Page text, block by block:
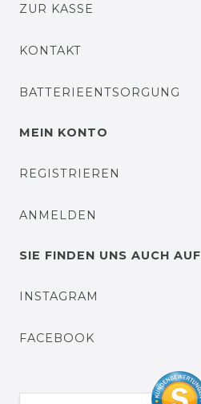
ZUR KASSE
KONTAKT
BATTERIEENTSORGUNG
MEIN KONTO
REGISTRIEREN
ANMELDEN
SIE FINDEN UNS AUCH AUF
INSTAGRAM
FACEBOOK